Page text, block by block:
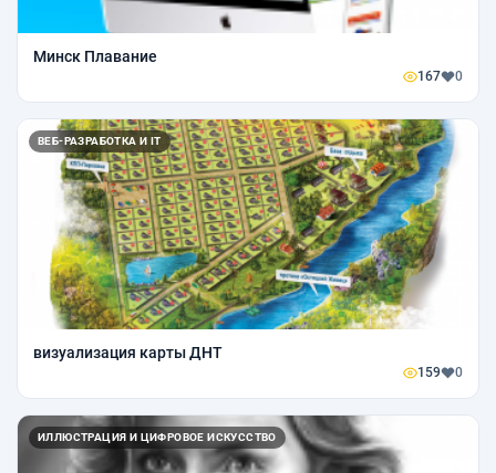
Минск Плавание
167 0
ВЕБ-РАЗРАБОТКА И IT
визуализация карты ДНТ
159 0
ИЛЛЮСТРАЦИЯ И ЦИФРОВОЕ ИСКУССТВО